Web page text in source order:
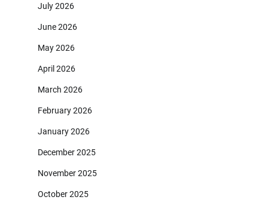
July 2026
June 2026
May 2026
April 2026
March 2026
February 2026
January 2026
December 2025
November 2025
October 2025